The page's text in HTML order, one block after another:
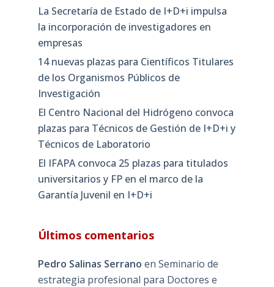
La Secretaría de Estado de I+D+i impulsa
la incorporación de investigadores en
empresas
14 nuevas plazas para Científicos Titulares
de los Organismos Públicos de
Investigación
El Centro Nacional del Hidrógeno convoca
plazas para Técnicos de Gestión de I+D+i y
Técnicos de Laboratorio
El IFAPA convoca 25 plazas para titulados
universitarios y FP en el marco de la
Garantía Juvenil en I+D+i
Últimos comentarios
Pedro Salinas Serrano en Seminario de
estrategia profesional para Doctores e